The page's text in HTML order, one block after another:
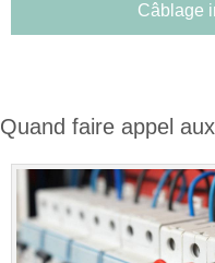
Câblage
Quand faire appel